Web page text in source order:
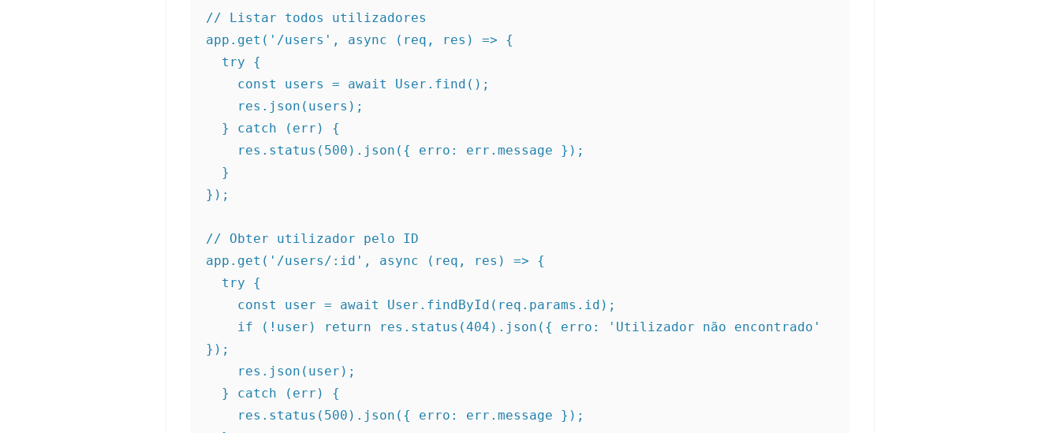
// Listar todos utilizadores
app.get('/users', async (req, res) => {
});
// Obter utilizador pelo ID
app.get('/users/:id', async (req, res) => {
});